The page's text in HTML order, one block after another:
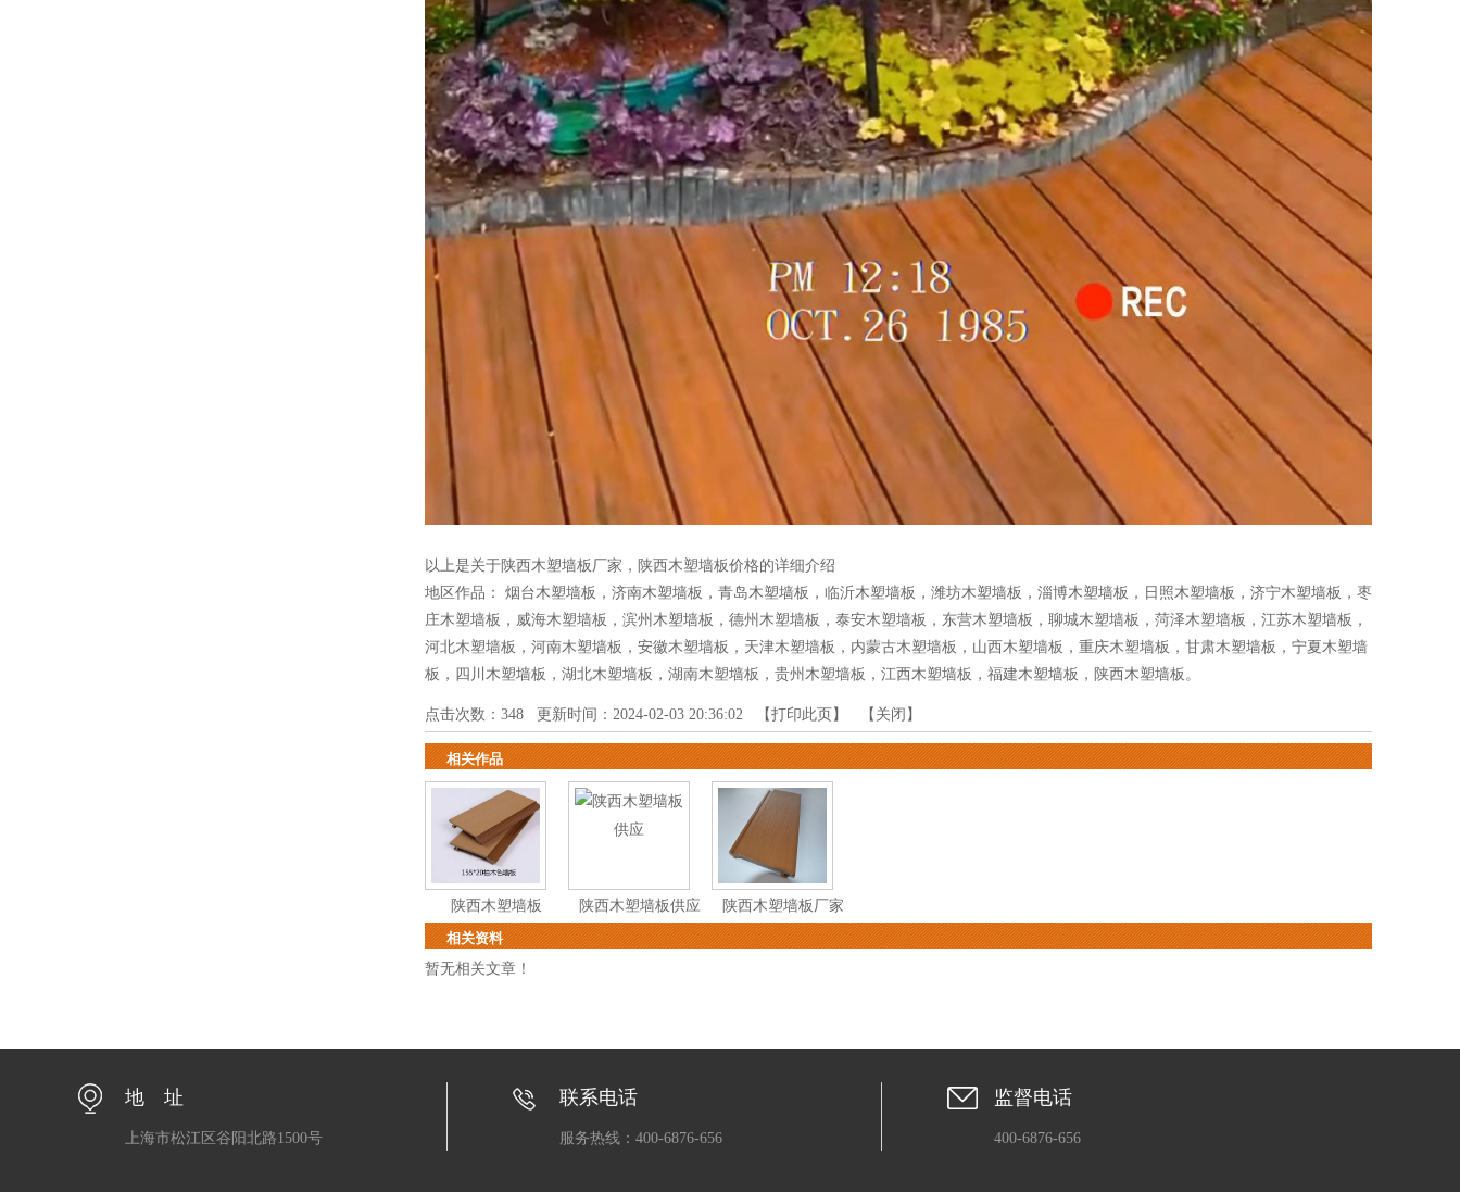
以上是关于陕西木塑墙板厂家，陕西木塑墙板价格的详细介绍
地区作品： 烟台木塑墙板 ， 济南木塑墙板 ， 青岛木塑墙板 ， 临沂木塑墙板 ， 潍坊木塑墙板 ， 淄博木塑墙板 ， 日照木塑墙板 ， 济宁木塑墙板 ， 枣
庄木塑墙板 ， 威海木塑墙板 ， 滨州木塑墙板 ， 德州木塑墙板 ， 泰安木塑墙板 ， 东营木塑墙板 ， 聊城木塑墙板 ， 菏泽木塑墙板 ， 江苏木塑墙板 ，
河北木塑墙板 ， 河南木塑墙板 ， 安徽木塑墙板 ， 天津木塑墙板 ， 内蒙古木塑墙板 ， 山西木塑墙板 ， 重庆木塑墙板 ， 甘肃木塑墙板 ， 宁夏木塑墙
板 ， 四川木塑墙板 ， 湖北木塑墙板 ， 湖南木塑墙板 ， 贵州木塑墙板 ， 江西木塑墙板 ， 福建木塑墙板 ， 陕西木塑墙板 。
点击次数： 348更新时间：2024-02-03 20:36:02 【打印此页 】 【 关闭 】
相关作品
陕西木塑墙板 陕西木塑墙板供应
陕西木塑墙板厂家
相关资料
暂无相关文章！
地 址
上海市松江区谷阳北路1500号
联系电话
服务热线：400-6876-656
监督电话
400-6876-656